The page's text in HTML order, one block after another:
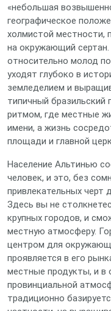
«небольшая
географическое
холмистой местности,
на окружающий
относительно молод
уходят глубоко в
земледелием и
типичный
ритмом, где местные
имени, а жизнь
площади и главной
Население Альтинью
человек, и это, без
привлекательных черт
Здесь вы не
крупных городов, и
местную атмосферу.
центром для
проявляется в его
местные продукты, и в
провинциальной
традиционно